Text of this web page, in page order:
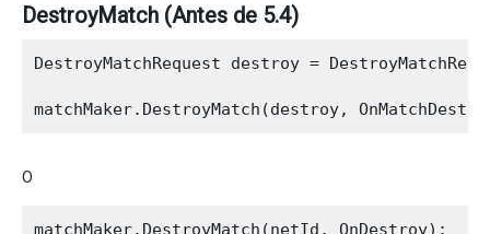
DestroyMatch (Antes de 5.4)
DestroyMatchRequest destroy =
O